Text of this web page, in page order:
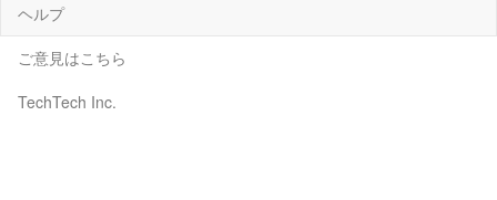
ヘルプ
ご意見はこちら
TechTech Inc.